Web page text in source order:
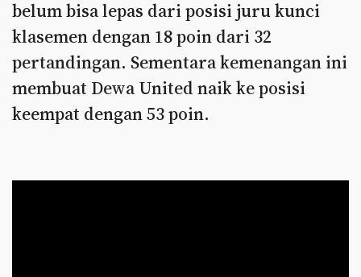
belum bisa lepas dari posisi juru kunci
klasemen dengan 18 poin dari 32
pertandingan. Sementara kemenangan ini
membuat Dewa United naik ke posisi
keempat dengan 53 poin.